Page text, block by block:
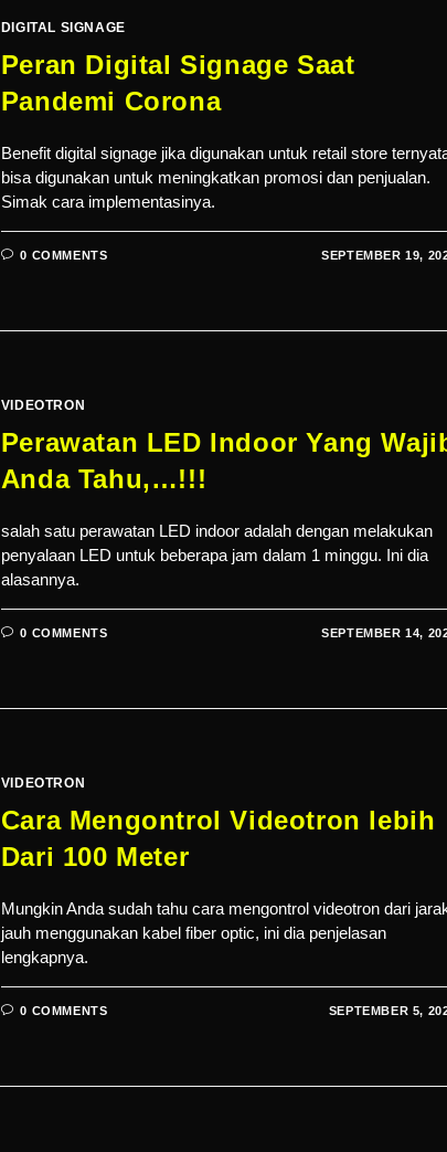
DIGITAL SIGNAGE
Peran Digital Signage Saat
Pandemi Corona
Benefit digital signage jika digunakan untuk retail store
bisa digunakan untuk meningkatkan promosi dan penjualan.
Simak cara implementasinya.
0 COMMENTS SEPTEMBER 19,
VIDEOTRON
Perawatan LED Indoor Yang
Anda Tahu,…!!!
salah satu perawatan LED indoor adalah dengan melakukan
penyalaan LED untuk beberapa jam dalam 1 minggu. Ini dia
alasannya.
0 COMMENTS SEPTEMBER 14,
VIDEOTRON
Cara Mengontrol Videotron lebih
Dari 100 Meter
Mungkin Anda sudah tahu cara mengontrol videotron dari
jauh menggunakan kabel fiber optic, ini dia penjelasan
lengkapnya.
0 COMMENTS SEPTEMBER 5,